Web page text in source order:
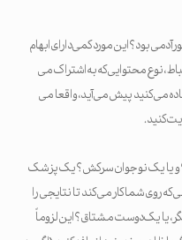
بود؟ این مورد کمی دارای ابهام
نوع محتوایی که به اشتراک می
می کنید پیش می آید، واقعا می
کنید.
یا یک نوجوان سرکش؟ یک پزشک
روی شما کار می کند تا نتایجی را
یا یک دوست مشتاق؟ این لزوماً